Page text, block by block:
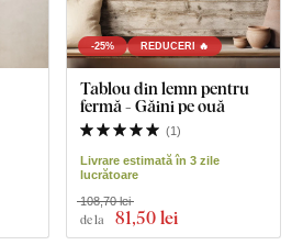
-25% REDUCERI 🔥
Tablou din lemn pentru
fermă - Găini pe ouă
(1)
Livrare estimată în 3 zile
lucrătoare
de la 81,50 lei
108,70 lei